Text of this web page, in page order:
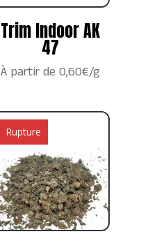
Trim Indoor AK
47
À partir de 0,60€/g
Rupture